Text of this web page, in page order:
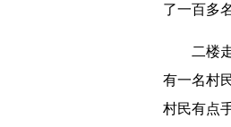
了一百多
二楼走
有一名村
村民有点